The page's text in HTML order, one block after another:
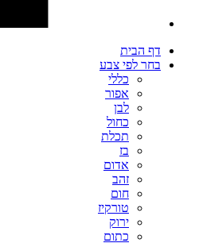
דף הבית
בחר לפי צבע
כללי
אפור
לבן
כחול
תכלת
בז
אדום
זהב
חום
טורקיז
ירוק
כתום